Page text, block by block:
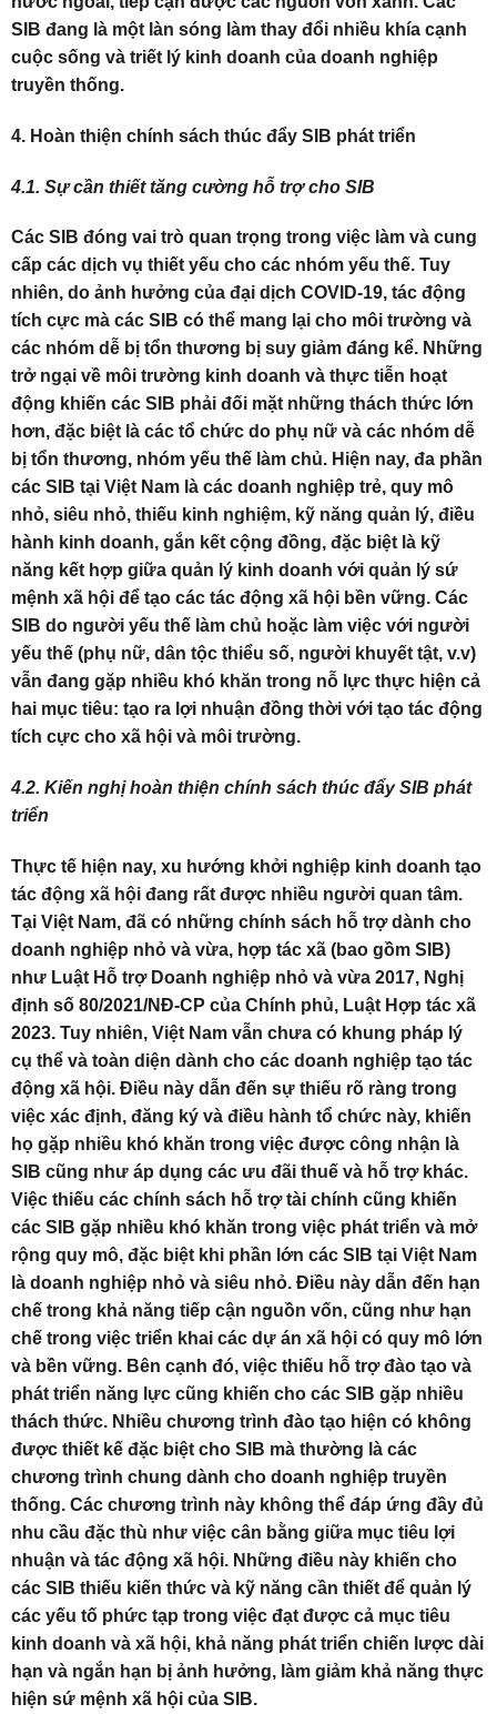
SIB đang là một làn sóng làm thay đổi nhiều khía cạnh
cuộc sống và triết lý kinh doanh của doanh nghiệp
truyền thống.
4. Hoàn thiện chính sách thúc đẩy SIB phát triển
4.1. Sự cần thiết tăng cường hỗ trợ cho SIB
Các SIB đóng vai trò quan trọng trong việc làm và cung
cấp các dịch vụ thiết yếu cho các nhóm yếu thế. Tuy
nhiên, do ảnh hưởng của đại dịch COVID-19, tác động
tích cực mà các SIB có thể mang lại cho môi trường và
các nhóm dễ bị tổn thương bị suy giảm đáng kể. Những
trở ngại về môi trường kinh doanh và thực tiễn hoạt
động khiến các SIB phải đối mặt những thách thức lớn
hơn, đặc biệt là các tổ chức do phụ nữ và các nhóm dễ
bị tổn thương, nhóm yếu thế làm chủ. Hiện nay, đa phần
các SIB tại Việt Nam là các doanh nghiệp trẻ, quy mô
nhỏ, siêu nhỏ, thiếu kinh nghiệm, kỹ năng quản lý, điều
hành kinh doanh, gắn kết cộng đồng, đặc biệt là kỹ
năng kết hợp giữa quản lý kinh doanh với quản lý sứ
mệnh xã hội để tạo các tác động xã hội bền vững. Các
SIB do người yếu thế làm chủ hoặc làm việc với người
yếu thế (phụ nữ, dân tộc thiểu số, người khuyết tật, v.v)
vẫn đang gặp nhiều khó khăn trong nỗ lực thực hiện cả
hai mục tiêu: tạo ra lợi nhuận đồng thời với tạo tác động
tích cực cho xã hội và môi trường.
4.2. Kiến nghị hoàn thiện chính sách thúc đẩy SIB phát
triển
Thực tế hiện nay, xu hướng khởi nghiệp kinh doanh tạo
tác động xã hội đang rất được nhiều người quan tâm.
Tại Việt Nam, đã có những chính sách hỗ trợ dành cho
doanh nghiệp nhỏ và vừa, hợp tác xã (bao gồm SIB)
như Luật Hỗ trợ Doanh nghiệp nhỏ và vừa 2017, Nghị
định số 80/2021/NĐ-CP của Chính phủ, Luật Hợp tác xã
2023. Tuy nhiên, Việt Nam vẫn chưa có khung pháp lý
cụ thể và toàn diện dành cho các doanh nghiệp tạo tác
động xã hội. Điều này dẫn đến sự thiếu rõ ràng trong
việc xác định, đăng ký và điều hành tổ chức này, khiến
họ gặp nhiều khó khăn trong việc được công nhận là
SIB cũng như áp dụng các ưu đãi thuế và hỗ trợ khác.
Việc thiếu các chính sách hỗ trợ tài chính cũng khiến
các SIB gặp nhiều khó khăn trong việc phát triển và mở
rộng quy mô, đặc biệt khi phần lớn các SIB tại Việt Nam
là doanh nghiệp nhỏ và siêu nhỏ. Điều này dẫn đến hạn
chế trong khả năng tiếp cận nguồn vốn, cũng như hạn
chế trong việc triển khai các dự án xã hội có quy mô lớn
và bền vững. Bên cạnh đó, việc thiếu hỗ trợ đào tạo và
phát triển năng lực cũng khiến cho các SIB gặp nhiều
thách thức. Nhiều chương trình đào tạo hiện có không
được thiết kế đặc biệt cho SIB mà thường là các
chương trình chung dành cho doanh nghiệp truyền
thống. Các chương trình này không thể đáp ứng đầy đủ
nhu cầu đặc thù như việc cân bằng giữa mục tiêu lợi
nhuận và tác động xã hội. Những điều này khiến cho
các SIB thiếu kiến thức và kỹ năng cần thiết để quản lý
các yếu tố phức tạp trong việc đạt được cả mục tiêu
kinh doanh và xã hội, khả năng phát triển chiến lược dài
hạn và ngắn hạn bị ảnh hưởng, làm giảm khả năng thực
hiện sứ mệnh xã hội của SIB.